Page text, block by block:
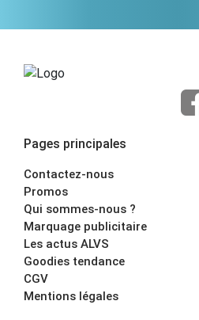
Pages principales
Contactez-nous
Promos
Qui sommes-nous ?
Marquage publicitaire
Les actus ALVS
Goodies tendance
CGV
Mentions légales